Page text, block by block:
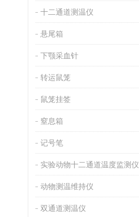
十二通道测温仪
悬尾箱
下颚采血针
转运鼠笼
鼠笼挂签
窒息箱
记号笔
实验动物十二通道温度监测仪
动物测温维持仪
双通道测温仪